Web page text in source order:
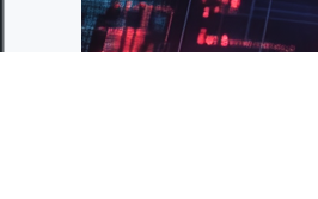
asiakkaille